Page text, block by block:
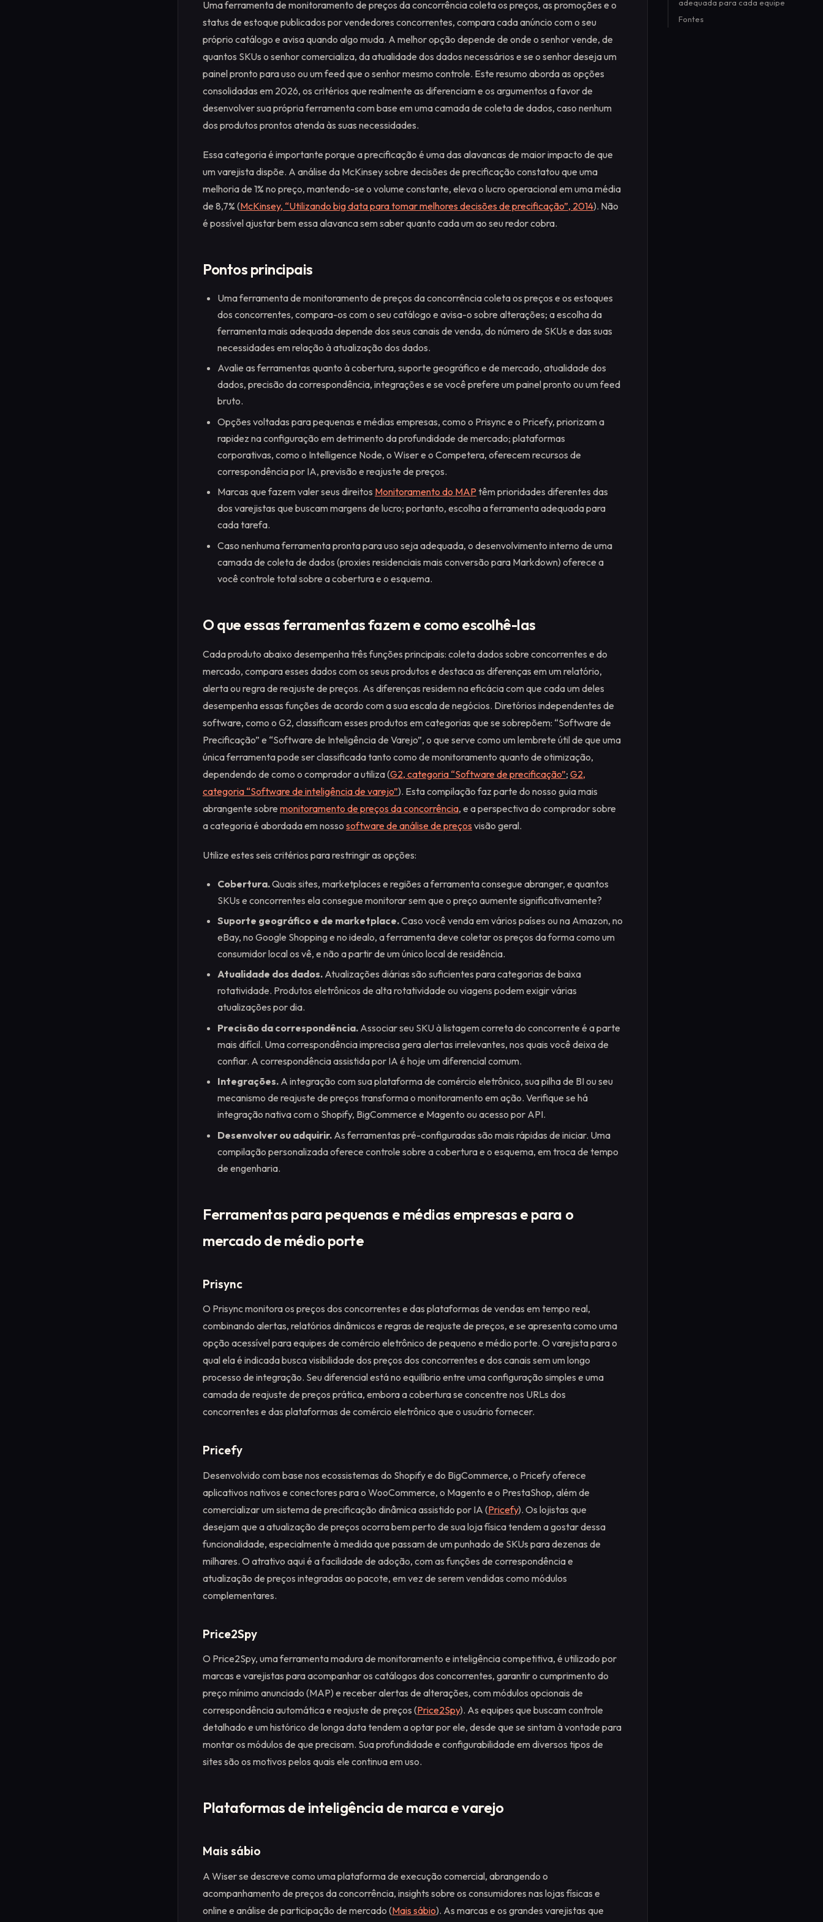
Uma ferramenta de monitoramento de preços da concorrência coleta os preços, as promoções e o
status de estoque publicados por vendedores concorrentes, compara cada anúncio com o seu
próprio catálogo e avisa quando algo muda. A melhor opção depende de onde o senhor vende, de
quantos SKUs o senhor comercializa, da atualidade dos dados necessários e se o senhor deseja um
painel pronto para uso ou um feed que o senhor mesmo controle. Este resumo aborda as opções
consolidadas em 2026, os critérios que realmente as diferenciam e os argumentos a favor de
desenvolver sua própria ferramenta com base em uma camada de coleta de dados, caso nenhum
dos produtos prontos atenda às suas necessidades.
Essa categoria é importante porque a precificação é uma das alavancas de maior impacto de que
um varejista dispõe. A análise da McKinsey sobre decisões de precificação constatou que uma
melhoria de 1% no preço, mantendo-se o volume constante, eleva o lucro operacional em uma média
de 8,7% (McKinsey, “Utilizando big data para tomar melhores decisões de precificação”, 2014). Não
é possível ajustar bem essa alavanca sem saber quanto cada um ao seu redor cobra.
Pontos principais
Uma ferramenta de monitoramento de preços da concorrência coleta os preços e os estoques
dos concorrentes, compara-os com o seu catálogo e avisa-o sobre alterações; a escolha da
ferramenta mais adequada depende dos seus canais de venda, do número de SKUs e das suas
necessidades em relação à atualização dos dados.
Avalie as ferramentas quanto à cobertura, suporte geográfico e de mercado, atualidade dos
dados, precisão da correspondência, integrações e se você prefere um painel pronto ou um feed
bruto.
Opções voltadas para pequenas e médias empresas, como o Prisync e o Pricefy, priorizam a
rapidez na configuração em detrimento da profundidade de mercado; plataformas
corporativas, como o Intelligence Node, o Wiser e o Competera, oferecem recursos de
correspondência por IA, previsão e reajuste de preços.
Marcas que fazem valer seus direitos Monitoramento do MAP têm prioridades diferentes das
dos varejistas que buscam margens de lucro; portanto, escolha a ferramenta adequada para
cada tarefa.
Caso nenhuma ferramenta pronta para uso seja adequada, o desenvolvimento interno de uma
camada de coleta de dados (proxies residenciais mais conversão para Markdown) oferece a
você controle total sobre a cobertura e o esquema.
O que essas ferramentas fazem e como escolhê-las
Cada produto abaixo desempenha três funções principais: coleta dados sobre concorrentes e do
mercado, compara esses dados com os seus produtos e destaca as diferenças em um relatório,
alerta ou regra de reajuste de preços. As diferenças residem na eficácia com que cada um deles
desempenha essas funções de acordo com a sua escala de negócios. Diretórios independentes de
software, como o G2, classificam esses produtos em categorias que se sobrepõem: “Software de
Precificação” e “Software de Inteligência de Varejo”, o que serve como um lembrete útil de que uma
única ferramenta pode ser classificada tanto como de monitoramento quanto de otimização,
dependendo de como o comprador a utiliza (G2, categoria “Software de precificação”; G2,
categoria “Software de inteligência de varejo”). Esta compilação faz parte do nosso guia mais
abrangente sobre monitoramento de preços da concorrência, e a perspectiva do comprador sobre
a categoria é abordada em nosso software de análise de preçosvisão geral.
Utilize estes seis critérios para restringir as opções:
Cobertura.Quais sites, marketplaces e regiões a ferramenta consegue abranger, e quantos
SKUs e concorrentes ela consegue monitorar sem que o preço aumente significativamente?
Suporte geográfico e de marketplace.Caso você venda em vários países ou na Amazon, no
eBay, no Google Shopping e no idealo, a ferramenta deve coletar os preços da forma como um
consumidor local os vê, e não a partir de um único local de residência.
Atualidade dos dados. Atualizações diárias são suficientes para categorias de baixa
rotatividade. Produtos eletrônicos de alta rotatividade ou viagens podem exigir várias
atualizações por dia.
Precisão da correspondência. Associar seu SKU à listagem correta do concorrente é a parte
mais difícil. Uma correspondência imprecisa gera alertas irrelevantes, nos quais você deixa de
confiar. A correspondência assistida por IA é hoje um diferencial comum.
Integrações. A integração com sua plataforma de comércio eletrônico, sua pilha de BI ou seu
mecanismo de reajuste de preços transforma o monitoramento em ação. Verifique se há
integração nativa com o Shopify, BigCommerce e Magento ou acesso por API.
Desenvolver ou adquirir. As ferramentas pré-configuradas são mais rápidas de iniciar. Uma
compilação personalizada oferece controle sobre a cobertura e o esquema, em troca de tempo
de engenharia.
Ferramentas para pequenas e médias empresas e para o
mercado de médio porte
Prisync
O Prisync monitora os preços dos concorrentes e das plataformas de vendas em tempo real,
combinando alertas, relatórios dinâmicos e regras de reajuste de preços, e se apresenta como uma
opção acessível para equipes de comércio eletrônico de pequeno e médio porte. O varejista para o
qual ela é indicada busca visibilidade dos preços dos concorrentes e dos canais sem um longo
processo de integração. Seu diferencial está no equilíbrio entre uma configuração simples e uma
camada de reajuste de preços prática, embora a cobertura se concentre nos URLs dos
concorrentes e das plataformas de comércio eletrônico que o usuário fornecer.
Pricefy
Desenvolvido com base nos ecossistemas do Shopify e do BigCommerce, o Pricefy oferece
aplicativos nativos e conectores para o WooCommerce, o Magento e o PrestaShop, além de
comercializar um sistema de precificação dinâmica assistido por IA (Pricefy). Os lojistas que
desejam que a atualização de preços ocorra bem perto de sua loja física tendem a gostar dessa
funcionalidade, especialmente à medida que passam de um punhado de SKUs para dezenas de
milhares. O atrativo aqui é a facilidade de adoção, com as funções de correspondência e
atualização de preços integradas ao pacote, em vez de serem vendidas como módulos
complementares.
Price2Spy
O Price2Spy, uma ferramenta madura de monitoramento e inteligência competitiva, é utilizado por
marcas e varejistas para acompanhar os catálogos dos concorrentes, garantir o cumprimento do
preço mínimo anunciado (MAP) e receber alertas de alterações, com módulos opcionais de
correspondência automática e reajuste de preços (Price2Spy). As equipes que buscam controle
detalhado e um histórico de longa data tendem a optar por ele, desde que se sintam à vontade para
montar os módulos de que precisam. Sua profundidade e configurabilidade em diversos tipos de
sites são os motivos pelos quais ele continua em uso.
Plataformas de inteligência de marca e varejo
Mais sábio
A Wiser se descreve como uma plataforma de execução comercial, abrangendo o
acompanhamento de preços da concorrência, insights sobre os consumidores nas lojas físicas e
online e análise de participação de mercado (Mais sábio). As marcas e os grandes varejistas que
adequada para cada equipe
Fontes